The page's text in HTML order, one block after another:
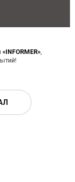
«INFORMER»,